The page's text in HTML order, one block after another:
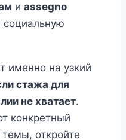
и assegno
социальную
именно на узкий
стажа для
не хватает.
конкретный
откройте